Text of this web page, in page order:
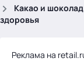
Какао и
здоровья
Реклама на